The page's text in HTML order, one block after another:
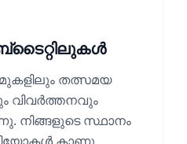
തത്സമയ
വിവർത്തനവും
നിങ്ങളുടെ സ്ഥാനം